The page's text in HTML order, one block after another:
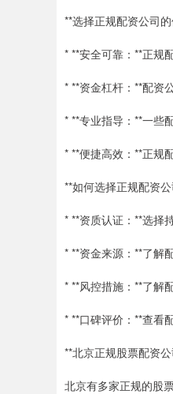
**选择正规配资公司
* **安全可靠：**正规
* **资金杠杆：**配资
* **专业指导：**一些
* **便捷高效：**正规
**如何选择正规配资
* **资质认证：**选择
* **资金来源：**了解
* **风控措施：**了解
* **口碑评价：**查看
**北京正规股票配资
北京有多家正规的股